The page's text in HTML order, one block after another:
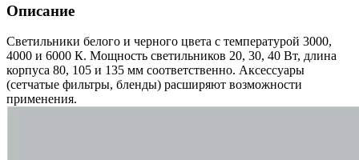
Описание
Светильники белого и черного цвета с температурой 3000,
4000 и 6000 К. Мощность светильников 20, 30, 40 Вт, длина
корпуса 80, 105 и 135 мм соответственно. Аксессуары
(сетчатые фильтры, бленды) расширяют возможности
применения.